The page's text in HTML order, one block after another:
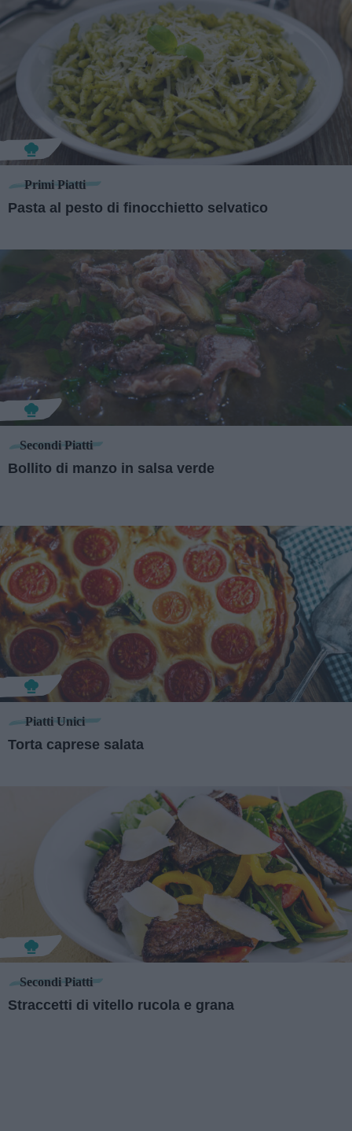
Primi Piatti
Pasta al pesto di finocchietto selvatico
Secondi Piatti
Bollito di manzo in salsa verde
Piatti Unici
Torta caprese salata
Secondi Piatti
Straccetti di vitello rucola e grana